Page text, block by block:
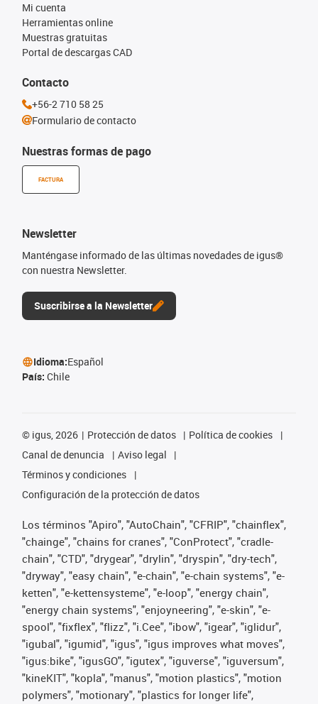
Nuestras formas de pago
FACTURA
Mi cuenta
Herramientas online
Muestras gratuitas
Portal de descargas CAD
Newsletter
Manténgase informado de las últimas novedades de igus®
con nuestra Newsletter.
Suscribirse a la Newsletter
Contacto
+56-2 710 58 25
Formulario de contacto
Idioma:Español
País: Chile
© igus, 2026 Protección de datos
Política de cookies
Canal de denuncia
Aviso legal
Términos y condiciones
Configuración de la protección de datos
Los términos "Apiro", "AutoChain", "CFRIP", "chainflex",
"chainge", "chains for cranes", "ConProtect", "cradle-
chain", "CTD", "drygear", "drylin", "dryspin", "dry-tech",
"dryway", "easy chain", "e-chain", "e-chain systems", "e-
ketten", "e-kettensysteme", "e-loop", "energy chain",
"energy chain systems", "enjoyneering", "e-skin", "e-
spool", "fixflex", "flizz", "i.Cee", "ibow", "igear", "iglidur",
"igubal", "igumid", "igus", "igus improves what moves",
"igus:bike", "igusGO", "igutex", "iguverse", "iguversum",
"kineKIT", "kopla", "manus", "motion plastics", "motion
polymers", "motionary", "plastics for longer life",